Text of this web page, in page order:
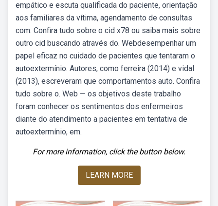
empático e escuta qualificada do paciente, orientação
aos familiares da vítima, agendamento de consultas
com. Confira tudo sobre o cid x78 ou saiba mais sobre
outro cid buscando através do. Webdesempenhar um
papel eficaz no cuidado de pacientes que tentaram o
autoextermínio. Autores, como ferreira (2014) e vidal
(2013), escreveram que comportamentos auto. Confira
tudo sobre o. Web — os objetivos deste trabalho
foram conhecer os sentimentos dos enfermeiros
diante do atendimento a pacientes em tentativa de
autoextermínio, em.
For more information, click the button below.
LEARN MORE